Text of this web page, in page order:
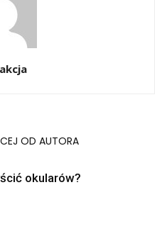
OD AUTORA
okularów?